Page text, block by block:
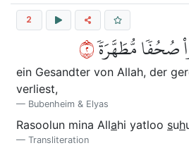
2
صُحُفٗا مُّطَهَّرَةٗ٢
ein Gesandter von Allah, der
verliest,
Bubenheim & Elyas
Rasoolun mina Allahi yatloo suh
Transliteration